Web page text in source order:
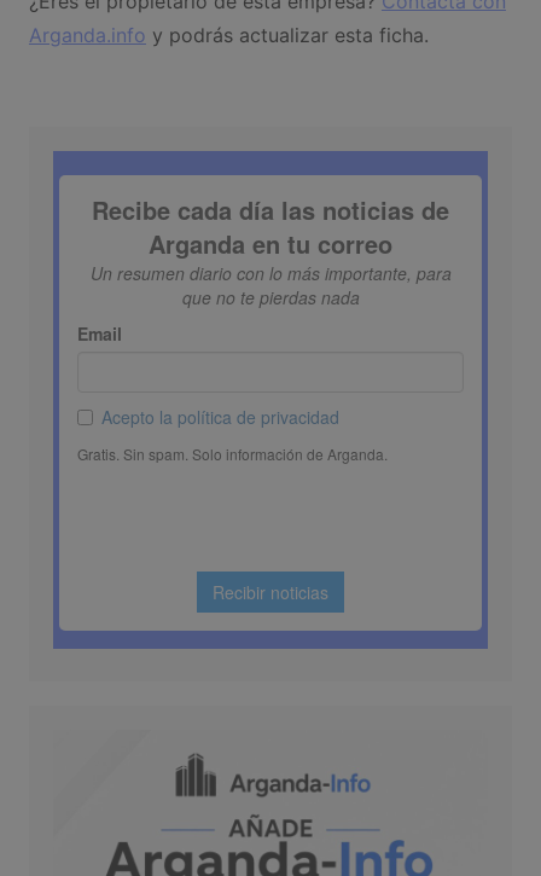
Arganda.info y podrás actualizar esta ficha.